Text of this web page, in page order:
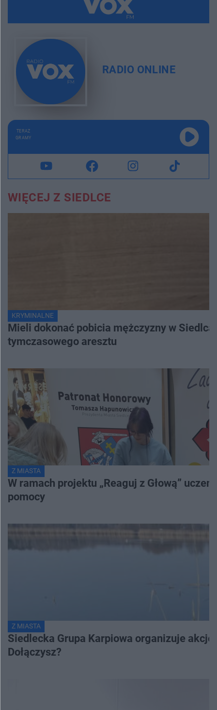
RADIO ONLINE
TERAZ
GRAMY
WIĘCEJ Z SIEDLCE
KRYMINALNE
Mieli dokonać pobicia mężczyzny w
tymczasowego aresztu
Z MIASTA
W ramach projektu „Reaguj z Głową”
pomocy
Z MIASTA
Siedlecka Grupa Karpiowa organizuje
Dołączysz?